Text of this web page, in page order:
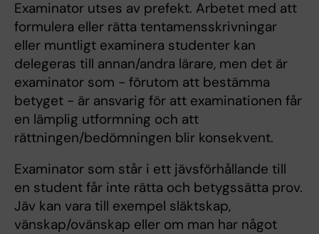
Examinator utses av prefekt. Arbetet med att
formulera eller rätta tentamensskrivningar
eller muntligt examinera studenter kan
delegeras till annan/andra lärare, men det är
examinator som - förutom att bestämma
betyget - är ansvarig för att examinationen får
en lämplig utformning och att
rättningen/bedömningen blir konsekvent.
Examinator som står i ett jävsförhållande till
en student får inte rätta och betygssätta prov.
Jäv kan vara till exempel släktskap,
vänskap/ovänskap eller om man har något